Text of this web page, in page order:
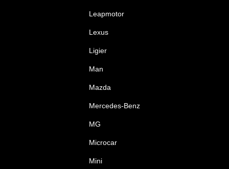
Leapmotor
Lexus
Ligier
Man
Mazda
Mercedes-Benz
MG
Microcar
Mini